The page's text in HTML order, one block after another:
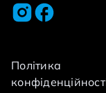
Політика